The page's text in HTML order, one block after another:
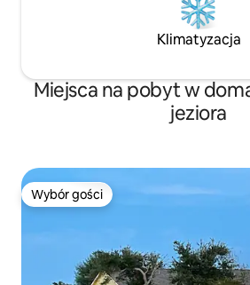
Klimatyzacja
Miejsca na pobyt w
jeziora
Wybór gości
Wybór gości